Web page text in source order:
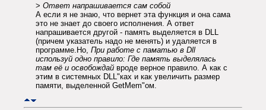
> Ответ напрашивается сам собой
А если я не знаю, что вернет эта функция и она сама
это не знает до своего исполнения. А ответ
напрашивается другой - память выделяется в DLL
(причем указатель надо не менять) и удаляется в
программе.Но, При работе с паматью в Dll
используй одно правило: Где память выделялась
там её и освобождай вроде верное правило. А как с
этим в системных DLL"ках и как увеличить размер
памяти, выделенной GetMem"ом.